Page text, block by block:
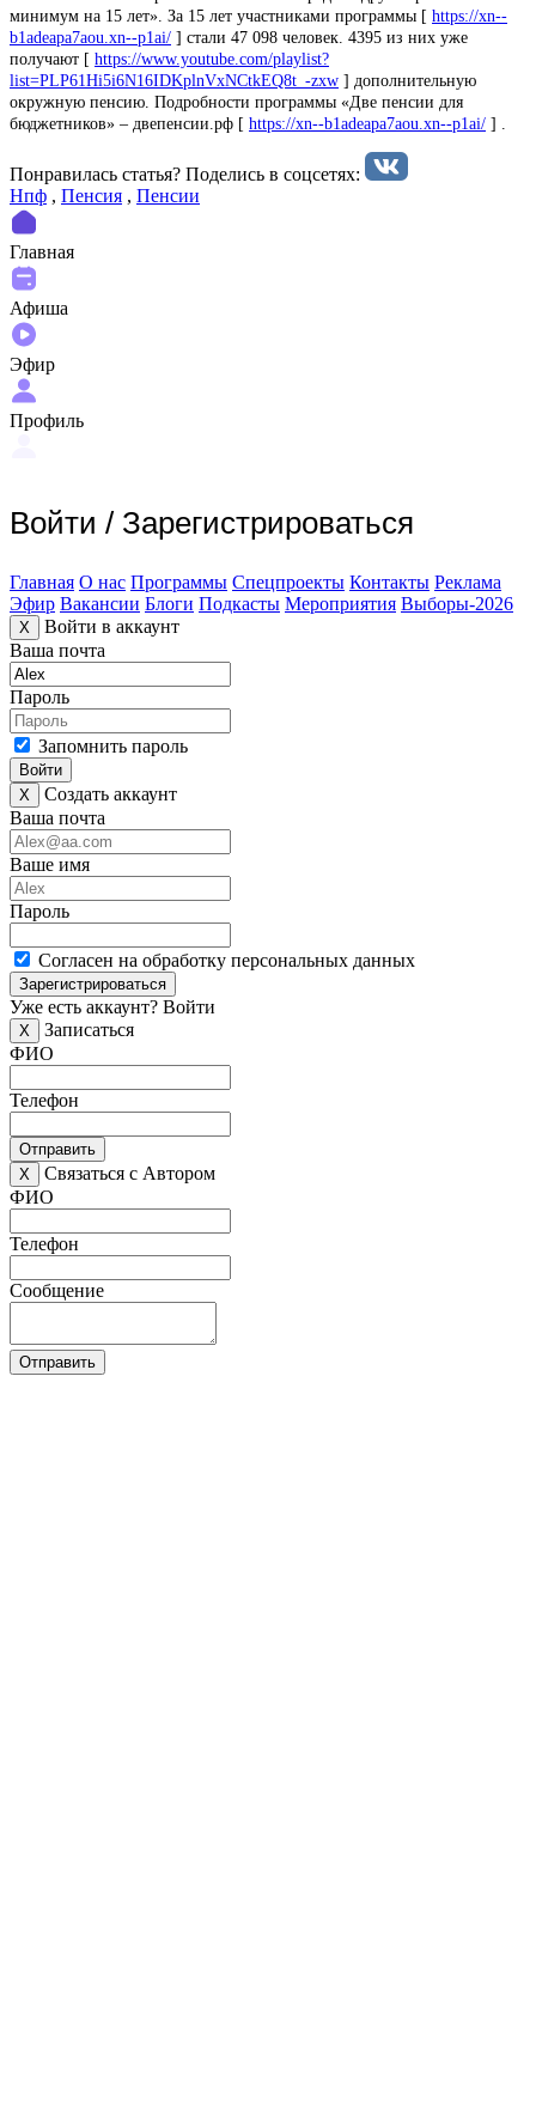
минимум на 15 лет». За 15 лет участниками программы [ https://xn--
b1adeapa7aou.xn--p1ai/ ] стали 47 098 человек. 4395 из них уже
получают [ https://www.youtube.com/playlist?
list=PLP61Hi5i6N16IDKplnVxNCtkEQ8t_-zxw ] дополнительную
окружную пенсию. Подробности программы «Две пенсии для
бюджетников» – двепенсии.рф [ https://xn--b1adeapa7aou.xn--p1ai/ ] .
Понравилась статья? Поделиcь в соцсетях:
Нпф , Пенсия , Пенсии
Главная
Афиша
Эфир
Профиль
Войти / Зарегистрироваться
Главная О нас Программы Спецпроекты Контакты Реклама
Эфир Вакансии Блоги Подкасты Мероприятия Выборы-2026
X
Войти в аккаунт
Ваша почта
Пароль
Запомнить пароль
Войти
X
Создать аккаунт
Ваша почта
Ваше имя
Пароль
Согласен на обработку персональных данных
Зарегистрироваться
Уже есть аккаунт? Войти
X
Записаться
ФИО
Телефон
Отправить
X
Связаться с Автором
ФИО
Телефон
Сообщение
Отправить